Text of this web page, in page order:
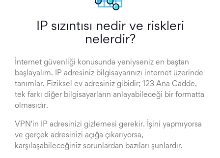
IP sızıntısı nedir ve riskleri
nelerdir?
İnternet güvenliği konusunda yeniyseniz en baştan
başlayalım. IP adresiniz bilgisayarınızı internet üzerinde
tanımlar. Fiziksel ev adresiniz gibidir; 123 Ana Cadde,
tek farkı diğer bilgisayarların anlayabileceği bir formatta
olmasıdır.
VPN'in IP adresinizi gizlemesi gerekir. İşini yapmıyorsa
ve gerçek adresinizi açığa çıkarıyorsa,
karşılaşabileceğiniz sorunlardan bazıları şunlardır.